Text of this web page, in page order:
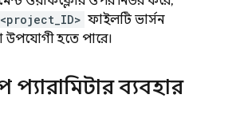
ফাইলটি ভার্সন
উপযোগী হতে পারে।
প্যারামিটার ব্যবহার